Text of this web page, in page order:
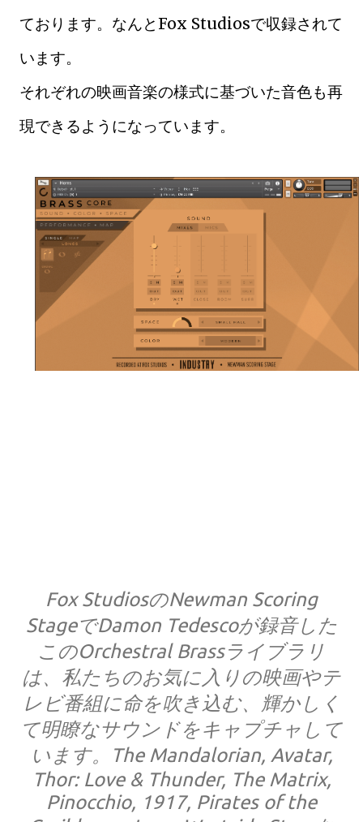
ております。なんとFox Studiosで収録されて
います。
それぞれの映画音楽の様式に基づいた音色も再
現できるようになっています。
Fox StudiosのNewman Scoring
StageでDamon Tedescoが録音した
このOrchestral Brassライブラリ
は、私たちのお気に入りの映画やテ
レビ番組に命を吹き込む、輝かしく
て明瞭なサウンドをキャプチャして
います。The Mandalorian, Avatar,
Thor: Love & Thunder, The Matrix,
Pinocchio, 1917, Pirates of the